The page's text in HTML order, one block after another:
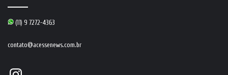
(11) 9 7272-4363
contato@acessenews.com.br
Instagram